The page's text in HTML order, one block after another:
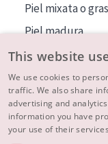
Piel mixata o
Piel madura
Piel expuesta al
Piel
MÁS SOBRE
INSPIRACIÓN
This website
We use cookies to
traffic. We also share
advertising and
information you have
your use of their